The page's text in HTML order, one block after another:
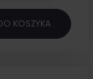
KOSZYKA